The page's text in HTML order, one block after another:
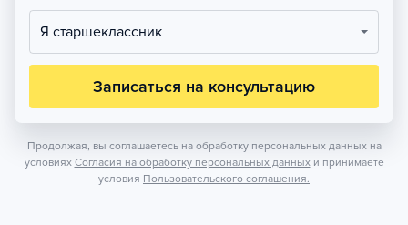
Я старшеклассник
Записаться на консультацию
Продолжая, вы соглашаетесь на обработку персональных данных на
условиях Согласия на обработку персональных данных и принимаете
условия Пользовательского соглашения.